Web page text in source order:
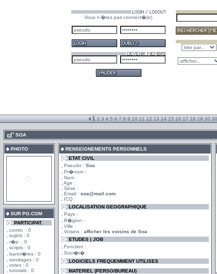
Vous n'�tes pas connect�(e).
1 2 3 4 5 6 7 8 9 10 11 12 13 14 15 16 17 18 19 20 30
SOA
PHOTO
SUR PG.COM
PARTICIPAT.
comm. : 0
sujets : 0
r�p. : 0
scripts : 0
banni�res : 0
sondages : 0
votes : 0
tutorials : 0
RENSEIGNEMENTS PERSONNELS
ETAT CIVIL
Pseudo : Soa
Pr�nom :
Nom :
Age :
Sexe :
Email : soa@mail.com
ICQ :
LOCALISATION GEOGRAPHIQUE
Pays :
R�gion :
Ville :
Voisins : afficher les voisins de Soa
ETUDES | JOB
Fonction :
Soci�t� :
LOGICIELS FREQUEMMENT UTILISES
MATERIEL (PERSO/BUREAU)